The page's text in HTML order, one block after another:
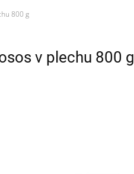
800 g
v plechu 800 g